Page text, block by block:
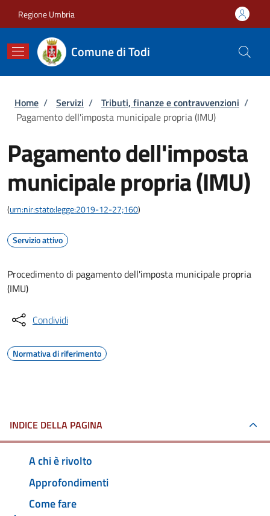
Regione Umbria
Comune di Todi
Briciole di pane
Home / Servizi / Tributi, finanze e contravvenzioni /
Pagamento dell'imposta municipale propria (IMU)
Pagamento dell'imposta
municipale propria (IMU)
(urn:nir:stato:legge:2019-12-27;160)
Servizio attivo
Procedimento di pagamento dell'imposta municipale propria
(IMU)
Condividi
Normativa di riferimento
INDICE DELLA PAGINA
A chi è rivolto
Approfondimenti
Come fare